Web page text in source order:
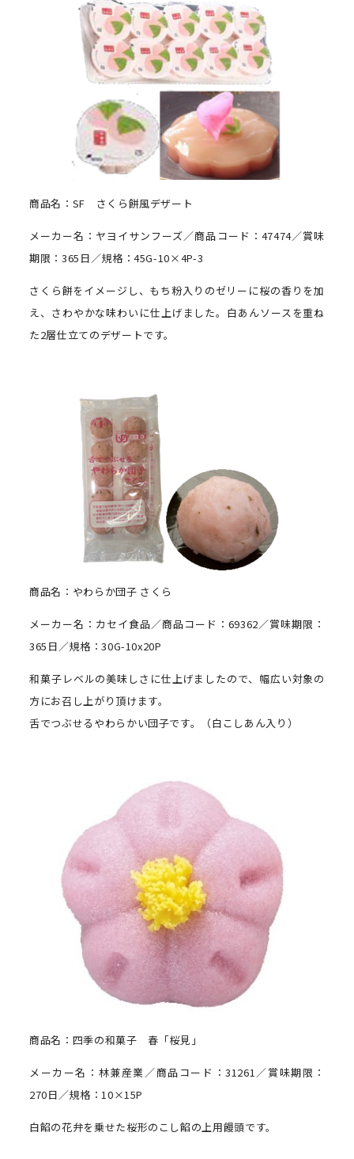
商品名：SF さくら餅風デザート
メーカー名：ヤヨイサンフーズ／商品コード：47474／賞味
期限：365日／規格：45G-10×4P-3
さくら餅をイメージし、もち粉入りのゼリーに桜の香りを加
え、さわやかな味わいに仕上げました。白あんソースを重ね
た2層仕立てのデザートです。
商品名：やわらか団子 さくら
メーカー名：カセイ食品／商品コード：69362／賞味期限：
365日／規格：30G-10x20P
和菓子レベルの美味しさに仕上げましたので、幅広い対象の
方にお召し上がり頂けます。
舌でつぶせるやわらかい団子です。（白こしあん入り）
商品名：四季の和菓子 春「桜見」
メーカー名：林兼産業／商品コード：31261／賞味期限：
270日／規格：10×15P
白餡の花弁を乗せた桜形のこし餡の上用饅頭です。